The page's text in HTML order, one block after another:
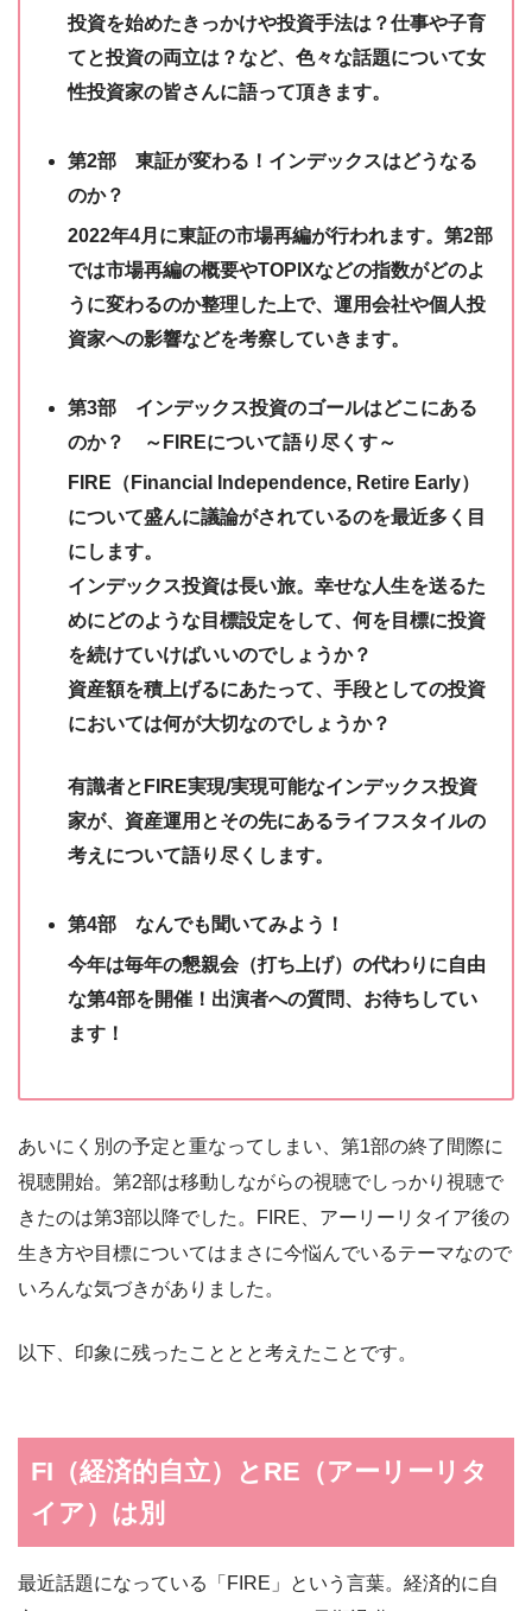
投資を始めたきっかけや投資手法は？仕事や子育
てと投資の両立は？など、色々な話題について女
性投資家の皆さんに語って頂きます。
第2部 東証が変わる！インデックスはどうなる
のか？
2022年4月に東証の市場再編が行われます。第2部
では市場再編の概要やTOPIXなどの指数がどのよ
うに変わるのか整理した上で、運用会社や個人投
資家への影響などを考察していきます。
第3部 インデックス投資のゴールはどこにある
のか？ ～FIREについて語り尽くす～
FIRE（Financial Independence, Retire Early）
について盛んに議論がされているのを最近多く目
にします。
インデックス投資は長い旅。幸せな人生を送るた
めにどのような目標設定をして、何を目標に投資
を続けていけばいいのでしょうか？
資産額を積上げるにあたって、手段としての投資
においては何が大切なのでしょうか？
有識者とFIRE実現/実現可能なインデックス投資
家が、資産運用とその先にあるライフスタイルの
考えについて語り尽くします。
第4部 なんでも聞いてみよう！
今年は毎年の懇親会（打ち上げ）の代わりに自由
な第4部を開催！出演者への質問、お待ちしてい
ます！
あいにく別の予定と重なってしまい、第1部の終了間際に
視聴開始。第2部は移動しながらの視聴でしっかり視聴で
きたのは第3部以降でした。FIRE、アーリーリタイア後の
生き方や目標についてはまさに今悩んでいるテーマなので
いろんな気づきがありました。
以下、印象に残ったこととと考えたことです。
FI（経済的自立）とRE（アーリーリタ
イア）は別
最近話題になっている「FIRE」という言葉。経済的に自